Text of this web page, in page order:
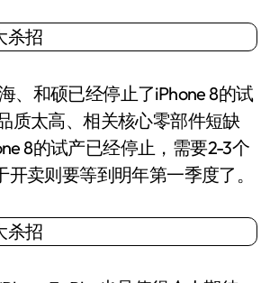
和硕已经停止了iPhone 8的试
质太高、相关核心零部件短缺
8的试产已经停止，需要2-3个
卖则要等到明年第一季度了。